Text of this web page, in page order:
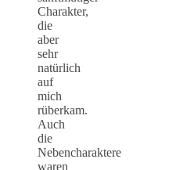
Charakter,
die
aber
sehr
natürlich
auf
mich
rüberkam.
Auch
die
Nebencharaktere
waren